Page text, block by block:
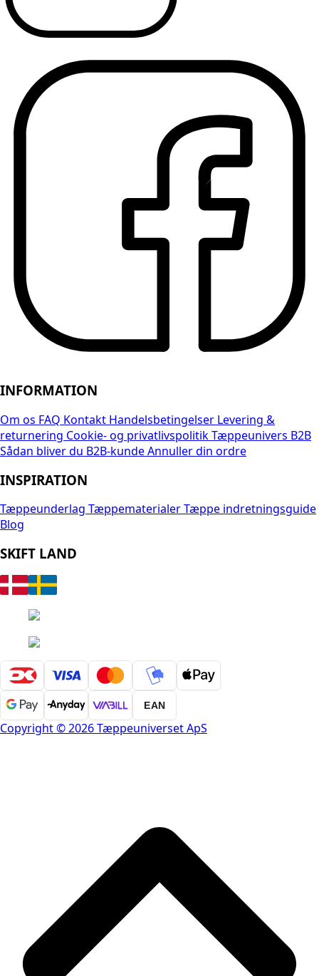
INFORMATION
Om os FAQ Kontakt Handelsbetingelser Levering &
returnering Cookie- og privatlivspolitikTæppeunivers B2B
Sådan bliver du B2B-kundeAnnuller din ordre
INSPIRATION
Tæppeunderlag TæppematerialerTæppe indretningsguide
Blog
SKIFT LAND
EAN
Copyright © 2026 Tæppeuniverset ApS